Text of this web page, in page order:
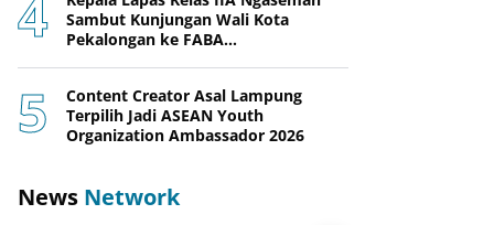
Sambut Kunjungan Wali Kota
Pekalongan ke FABA
Content Creator Asal Lampung
Terpilih Jadi ASEAN Youth
Organization Ambassador 2026
News Network